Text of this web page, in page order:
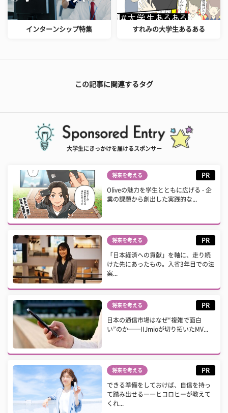
インターンシップ特集 すれみの大学生あるある
この記事に関連するタグ
大学生にきっかけを届けるスポンサー
将来を考える PR
Oliveの魅力を学生とともに広げる - 企
業の課題から創出した実践的な...
将来を考える PR
「日本経済への貢献」を軸に、走り続
けた先にあったもの。入省3年目での法
案...
将来を考える PR
日本の通信市場はなぜ“複雑で面白
い”のか──IIJmioが切り拓いたMV...
将来を考える PR
できる準備をしておけば、自信を持っ
て踏み出せる――ヒコロヒーが教えて
くれ...